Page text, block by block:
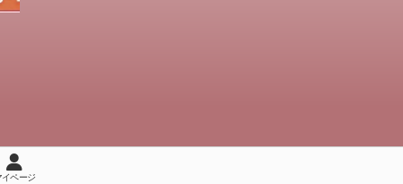
イページ